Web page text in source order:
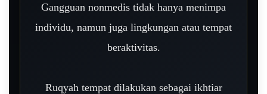
Gangguan nonmedis tidak hanya menimpa
individu, namun juga lingkungan atau tempat
beraktivitas.
Ruqyah tempat dilakukan sebagai ikhtiar